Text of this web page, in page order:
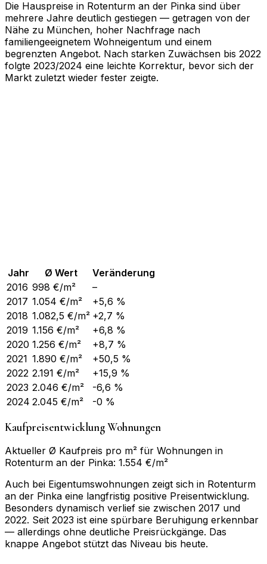
Die Hauspreise in Rotenturm an der Pinka sind über
mehrere Jahre deutlich gestiegen — getragen von der
Nähe zu München, hoher Nachfrage nach
familiengeeignetem Wohneigentum und einem
begrenzten Angebot. Nach starken Zuwächsen bis 2022
folgte 2023/2024 eine leichte Korrektur, bevor sich der
Markt zuletzt wieder fester zeigte.
Jahr Ø Wert
Veränderung
2016 998 €/m²
–
2017 1.054 €/m²
+5,6 %
2018 1.082,5 €/m² +2,7 %
2019 1.156 €/m²
+6,8 %
2020 1.256 €/m²
+8,7 %
2021 1.890 €/m²
+50,5 %
2022 2.191 €/m²
+15,9 %
2023 2.046 €/m²
-6,6 %
2024 2.045 €/m² -0 %
Kaufpreisentwicklung Wohnungen
Aktueller Ø Kaufpreis pro m² für Wohnungen in
Rotenturm an der Pinka: 1.554 €/m²
Auch bei Eigentumswohnungen zeigt sich in Rotenturm
an der Pinka eine langfristig positive Preisentwicklung.
Besonders dynamisch verlief sie zwischen 2017 und
2022. Seit 2023 ist eine spürbare Beruhigung erkennbar
— allerdings ohne deutliche Preisrückgänge. Das
knappe Angebot stützt das Niveau bis heute.